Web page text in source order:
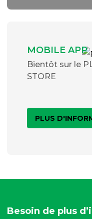
MOBILE APP
Bientôt sur le
STORE
PLUS
Besoin de plus